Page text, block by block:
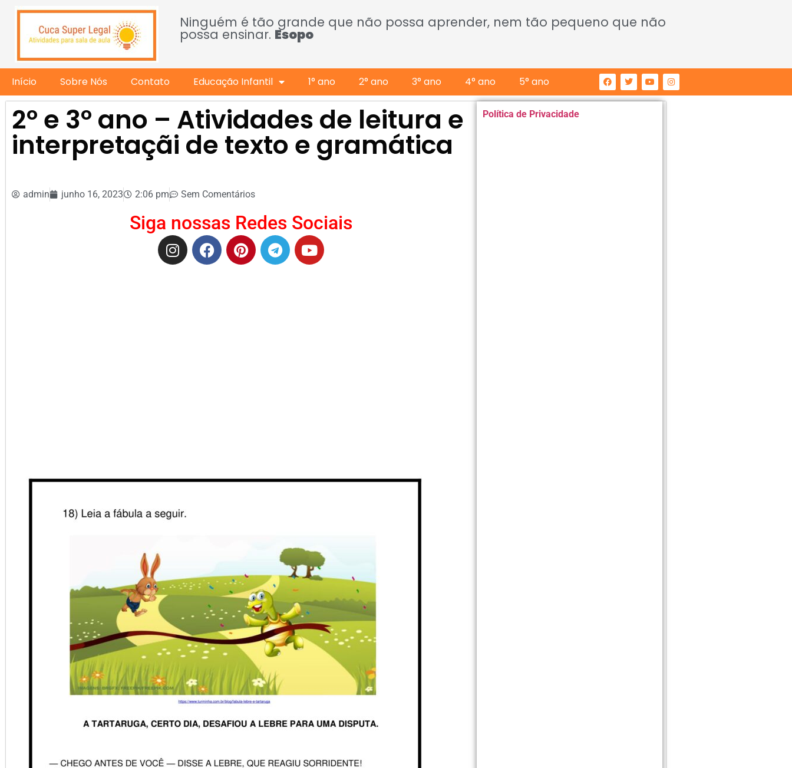
Ninguém é tão grande que não possa aprender, nem tão pequeno que não
possa ensinar. Esopo
Início Sobre Nós Contato Educação Infantil 1° ano 2° ano 3° ano 4° ano 5° ano
2º e 3º ano – Atividades de leitura e
interpretaçãi de texto e gramática
admin junho 16, 2023 2:06 pm Sem Comentários
Siga nossas Redes Sociais
Política de Privacidade